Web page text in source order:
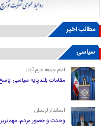
مطالب اخیر
سیاسی
امام جمعه خرم آباد:
مقامات بلندپایه سیاسی
استاندار لرستان:
وحدت و حضور مردم،